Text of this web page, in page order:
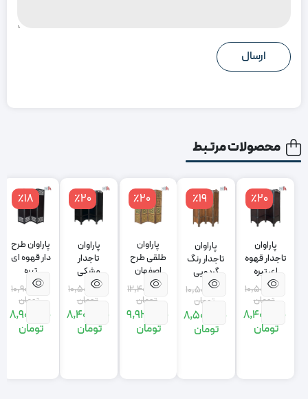
محصولات مرتبط
٪20
پاراوان
تاجدار قهوه
ای تیره
10,500,000
تومان
قیمت
اصلی:
8,400,000
تومان
قیمت
فعلی:
٪19
پاراوان
تاجدار رنگ
گردویی
10,500,000
تومان
قیمت
اصلی:
8,500,000
تومان
قیمت
فعلی:
٪20
پاراوان
طلقی طرح
اصفهان
گردویی
12,400,000
تومان
قیمت
اصلی:
9,920,000
تومان
قیمت
فعلی:
٪20
پاراوان
تاجدار
مشکی
10,500,000
تومان
قیمت
اصلی:
8,400,000
تومان
قیمت
فعلی:
٪18
پاراوان طرح
دار قهوه ای
تیره
10,900,000
تومان
قیمت
اصلی:
8,900,000
تومان
قیمت
فعلی: